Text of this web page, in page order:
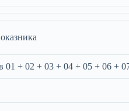
01 + 02 + 03 + 04 + 05 + 06 +